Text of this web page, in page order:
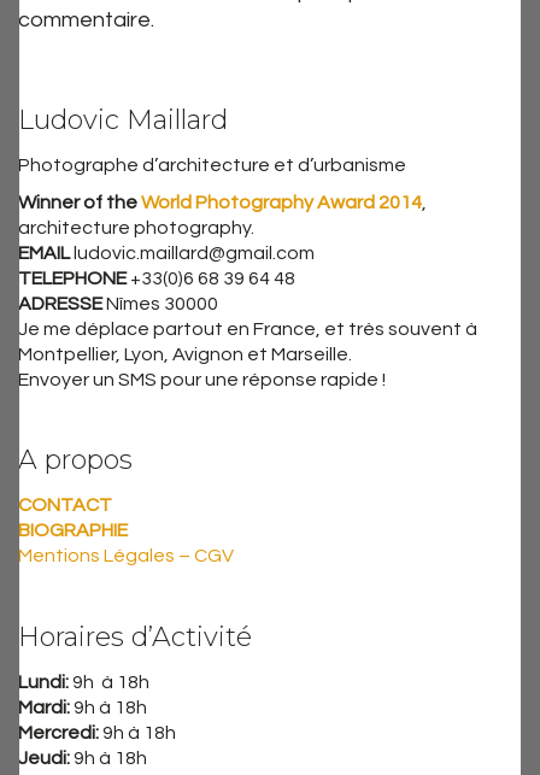
commentaire.
Ludovic Maillard
Photographe d’architecture et d’urbanisme
Winner of theWorld Photography Award 2014
architecture photography.
EMAILludovic.maillard@gmail.com
TELEPHONE+33(0)6 68 39 64 48
ADRESSENîmes 30000
Je me déplace partout en France, et très souvent à
Montpellier, Lyon, Avignon et Marseille.
Envoyer un SMS pour une réponse rapide !
A propos
CONTACT
BIOGRAPHIE
Mentions Légales – CGV
Horaires d’Activité
Lundi:9h à 18h
Mardi:9h à 18h
Mercredi:9h à 18h
Jeudi:9h à 18h